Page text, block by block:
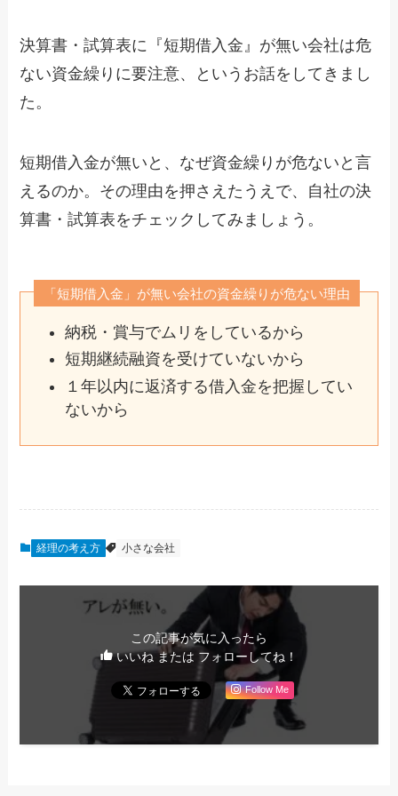
決算書・試算表に『短期借入金』が無い会社は危
ない資金繰りに要注意、というお話をしてきまし
た。
短期借入金が無いと、なぜ資金繰りが危ないと言
えるのか。その理由を押さえたうえで、自社の決
算書・試算表をチェックしてみましょう。
「短期借入金」が無い会社の資金繰りが危ない理由
納税・賞与でムリをしているから
短期継続融資を受けていないから
１年以内に返済する借入金を把握してい
ないから
経理の考え方 小さな会社
この記事が気に入ったら
いいね または フォローしてね！
Follow Me